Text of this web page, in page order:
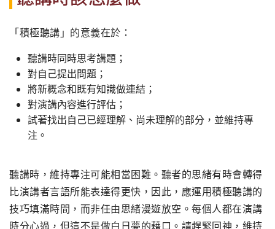
「積極聽講」的意義在於：
聽講時同時思考講題；
對自己提出問題；
將新概念和既有知識做連結；
對演講內容進行評估；
試著找出自己已經理解、尚未理解的部分，並維持專
注。
聽講時，維持專注可能相當困難。聽者的思緒有時會轉得
比演講者言語所能表達得更快，因此，應運用積極聽講的
技巧填滿時間，而非任由思緒漫遊放空。每個人都在演講
時分心過，但這不是做白日夢的藉口。請趕緊回神，維持